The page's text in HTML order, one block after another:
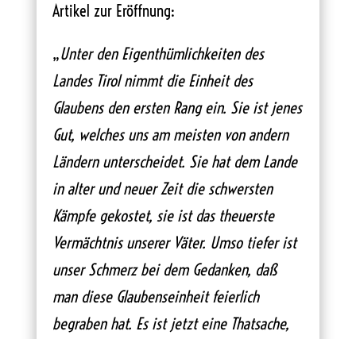
Artikel zur Eröffnung:
„Unter den Eigenthümlichkeiten des
Landes Tirol nimmt die Einheit des
Glaubens den ersten Rang ein. Sie ist jenes
Gut, welches uns am meisten von andern
Ländern unterscheidet. Sie hat dem Lande
in alter und neuer Zeit die schwersten
Kämpfe gekostet, sie ist das theuerste
Vermächtnis unserer Väter. Umso tiefer ist
unser Schmerz bei dem Gedanken, daß
man diese Glaubenseinheit feierlich
begraben hat. Es ist jetzt eine Thatsache,